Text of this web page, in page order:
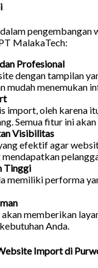
MalakaTech:
Profesional
dengan tampilan
mudah menemukan
import, oleh karena
Semua fitur ini
Visibilitas
efektif agar
Tinggi
memiliki performa
memberikan
Anda.
Import di